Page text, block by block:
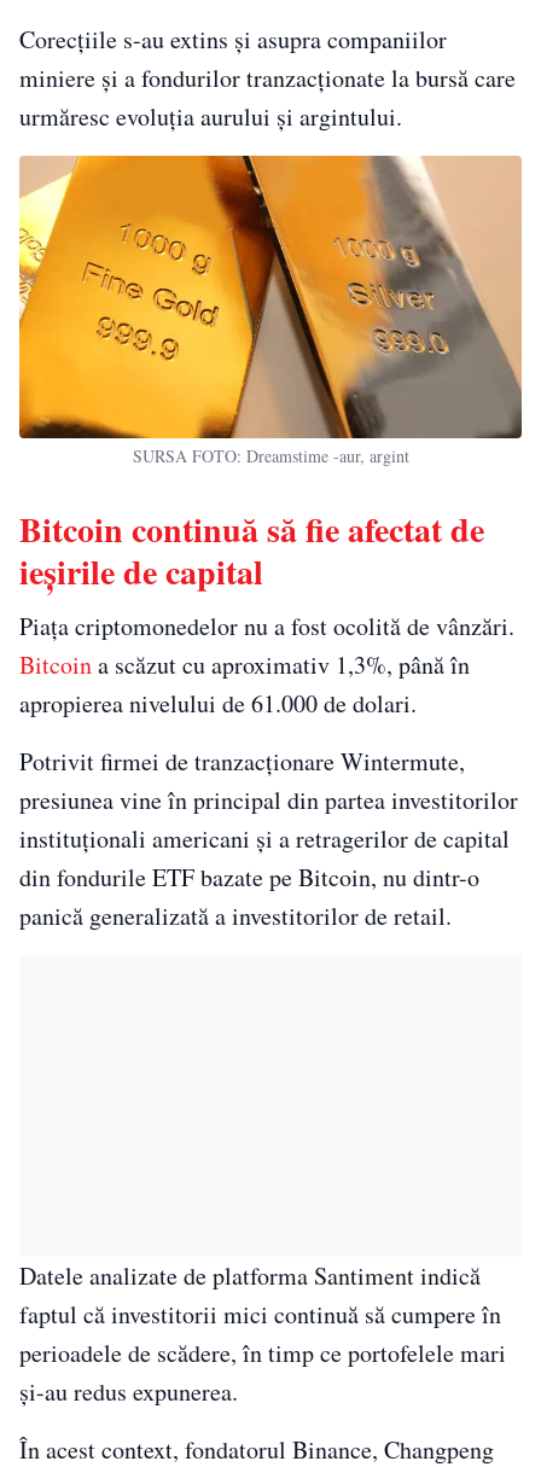
Corecțiile s-au extins și asupra companiilor
miniere și a fondurilor tranzacționate la bursă care
urmăresc evoluția aurului și argintului.
SURSA FOTO: Dreamstime -aur, argint
Bitcoin continuă să fie afectat de
ieșirile de capital
Piața criptomonedelor nu a fost ocolită de vânzări.
Bitcoina scăzut cu aproximativ 1,3%, până în
apropierea nivelului de 61.000 de dolari.
Potrivit firmei de tranzacționare Wintermute,
presiunea vine în principal din partea investitorilor
instituționali americani și a retragerilor de capital
din fondurile ETF bazate pe Bitcoin, nu dintr-o
panică generalizată a investitorilor de retail.
Datele analizate de platforma Santiment indică
faptul că investitorii mici continuă să cumpere în
perioadele de scădere, în timp ce portofelele mari
și-au redus expunerea.
În acest context, fondatorul Binance, Changpeng